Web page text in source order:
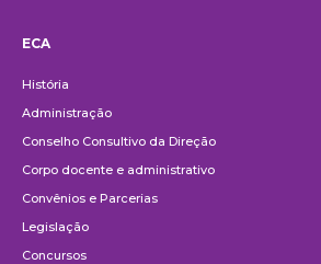
ECA
História
Administração
Conselho Consultivo da Direção
Corpo docente e administrativo
Convênios e Parcerias
Legislação
Concursos